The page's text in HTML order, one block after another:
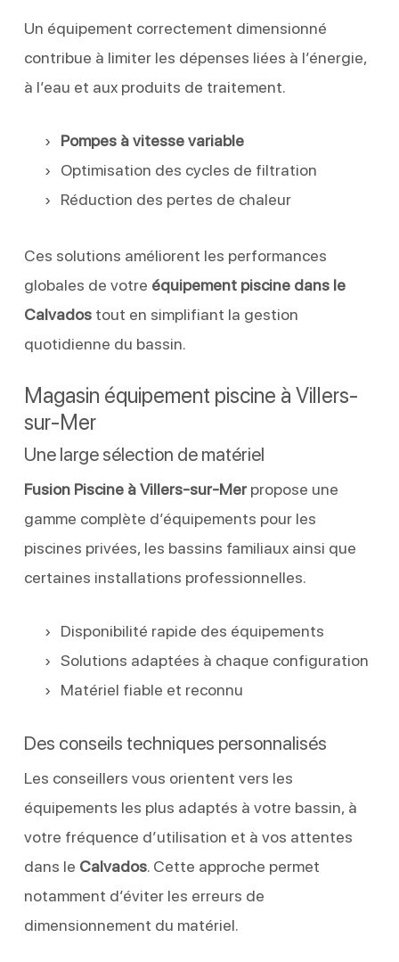
Un équipement correctement dimensionné
contribue à limiter les dépenses liées à l’énergie,
à l’eau et aux produits de traitement.
Pompes à vitesse variable
Optimisation des cycles de filtration
Réduction des pertes de chaleur
Ces solutions améliorent les performances
globales de votre équipement piscine dans le
Calvadostout en simplifiant la gestion
quotidienne du bassin.
Magasin équipement piscine à Villers-
sur-Mer
Une large sélection de matériel
Fusion Piscine à Villers-sur-Merpropose une
gamme complète d’équipements pour les
piscines privées, les bassins familiaux ainsi que
certaines installations professionnelles.
Disponibilité rapide des équipements
Solutions adaptées à chaque configuration
Matériel fiable et reconnu
Des conseils techniques personnalisés
Les conseillers vous orientent vers les
équipements les plus adaptés à votre bassin, à
votre fréquence d’utilisation et à vos attentes
dans le Calvados. Cette approche permet
notamment d’éviter les erreurs de
dimensionnement du matériel.